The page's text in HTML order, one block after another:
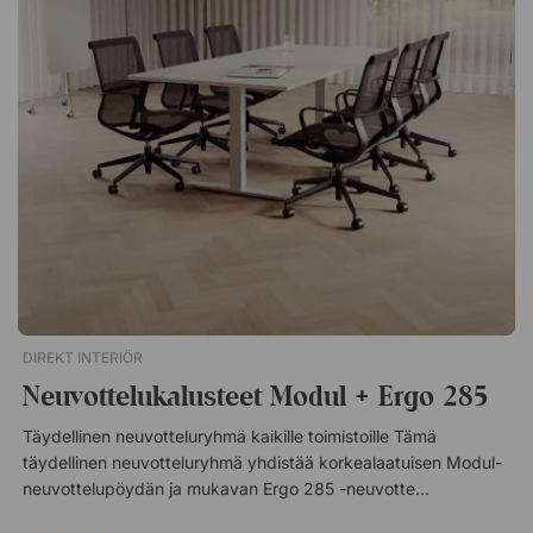
cm ja 360 cm malleissa jaetut levyt. Vankat T-jalat
jauhemaalattua metallia. 280 cm ja 360 cm malleissa
useammat jalat lisäävät vakautta. Kokoustuoli Ergo 006C Kuori
kestävää polypropeenia. Säädettävä istuinkorkeus.
Pehmustettu istuin, verhoiltu harmaalla kankaalla. Valkoinen
kaasujousi ja valkoinen viisijalkainen ristikko. Valkoiset PU-
pyörät, joissa harmaa kumiraita.Luo tyylikäs ja ammattimainen
kokoushuone Modul- ja Ergo 006C! Täydellinen
DIREKT INTERIÖR
Neuvottelukalusteet Modul + Ergo 285
Täydellinen neuvotteluryhmä kaikille toimistoille Tämä
täydellinen neuvotteluryhmä yhdistää korkealaatuisen Modul-
neuvottelupöydän ja mukavan Ergo 285 -neuvottelutuolin.